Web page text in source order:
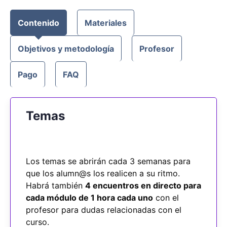
Contenido Materiales
Objetivos y metodología Profesor
Pago FAQ
Temas
Los temas se abrirán cada 3 semanas para
que los alumn@s los realicen a su ritmo.
Habrá también 4 encuentros en directo para
cada módulo de 1 hora cada uno con el
profesor para dudas relacionadas con el
curso.